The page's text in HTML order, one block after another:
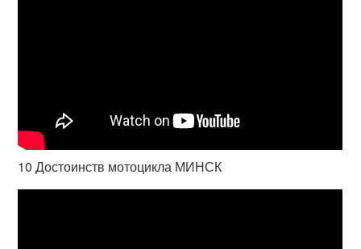
10 Достоинств мотоцикла МИНСК